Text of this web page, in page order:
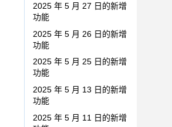
2025 年 5 月 27 日的新增
功能
2025 年 5 月 26 日的新增
功能
2025 年 5 月 25 日的新增
功能
2025 年 5 月 13 日的新增
功能
2025 年 5 月 11 日的新增